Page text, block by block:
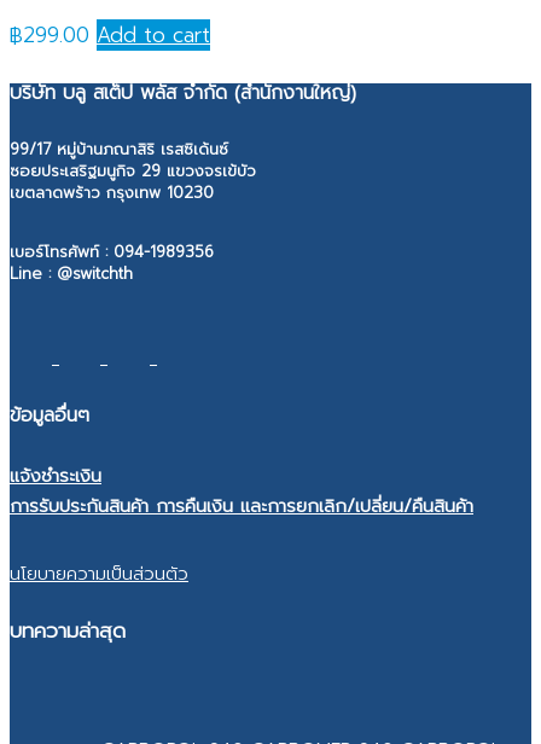
฿299.00 Add to cart
บริษัท บลู สเต็ป พลัส จำกัด (สำนักงานใหญ่)
99/17 หมู่บ้านภณาสิริ เรสซิเด้นซ์
ซอยประเสริฐมนูกิจ 29 แขวงจรเข้บัว
เขตลาดพร้าว กรุงเทพ 10230
เบอร์โทรศัพท์ :094-1989356
Line : @switchth
ข้อมูลอื่นๆ
แจ้งชำระเงิน
การรับประกันสินค้า การคืนเงิน และการยกเลิก/เปลี่ยน/คืนสินค้า
นโยบายความเป็นส่วนตัว
บทความล่าสุด